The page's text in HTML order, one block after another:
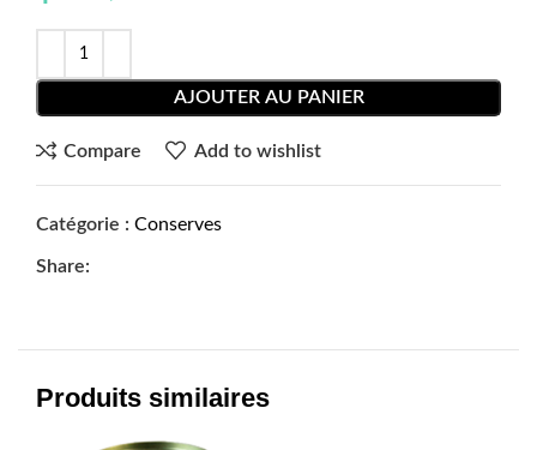
AJOUTER AU PANIER
Compare Add to wishlist
Catégorie : Conserves
Share:
Produits similaires